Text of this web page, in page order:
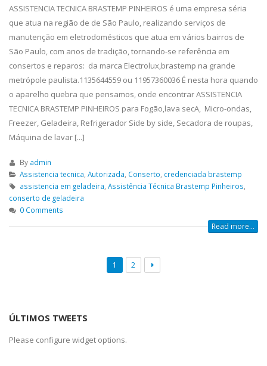
ASSISTENCIA TECNICA BRASTEMP PINHEIROS é uma empresa séria
que atua na região de de São Paulo, realizando serviços de
manutenção em eletrodomésticos que atua em vários bairros de
São Paulo, com anos de tradição, tornando-se referência em
consertos e reparos: da marca Electrolux,brastemp na grande
metrópole paulista.1135644559 ou 11957360036 É nesta hora quando
o aparelho quebra que pensamos, onde encontrar ASSISTENCIA
TECNICA BRASTEMP PINHEIROS para Fogão,lava secA, Micro-ondas,
Freezer, Geladeira, Refrigerador Side by side, Secadora de roupas,
Máquina de lavar [...]
By admin
Assistencia tecnica, Autorizada, Conserto, credenciada brastemp
assistencia em geladeira, Assistência Técnica Brastemp Pinheiros,
conserto de geladeira
0 Comments
Read more...
1 2
ÚLTIMOS TWEETS
Please configure widget options.